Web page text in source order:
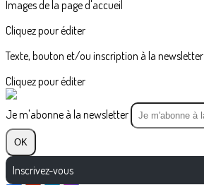
Images de la page d'accueil
Cliquez pour éditer
Texte, bouton et/ou inscription à la newsletter
Cliquez pour éditer
Je m'abonne à la newsletter
OK
Inscrivez-vous